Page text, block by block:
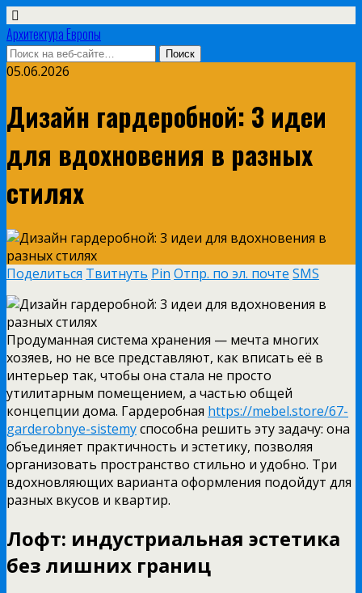
Архитектура Европы
05.06.2026
Дизайн гардеробной: 3 идеи
для вдохновения в разных
стилях
Поделиться Твитнуть Pin Отпр. по эл. почте SMS
Продуманная система хранения — мечта многих
хозяев, но не все представляют, как вписать её в
интерьер так, чтобы она стала не просто
утилитарным помещением, а частью общей
концепции дома. Гардеробная https://mebel.store/67-
garderobnye-sistemyспособна решить эту задачу: она
объединяет практичность и эстетику, позволяя
организовать пространство стильно и удобно. Три
вдохновляющих варианта оформления подойдут для
разных вкусов и квартир.
Лофт: индустриальная эстетика
без лишних границ